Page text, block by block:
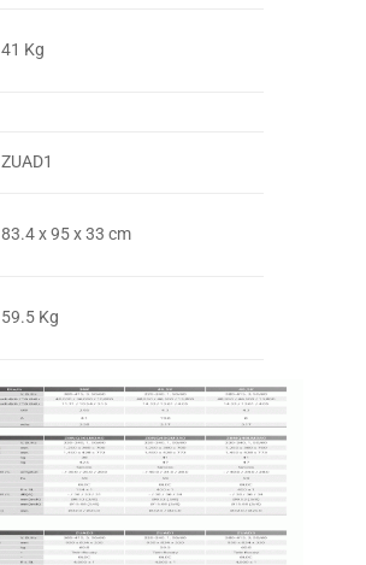
41 Kg
ZUAD1
83.4 x 95 x 33 cm
59.5 Kg